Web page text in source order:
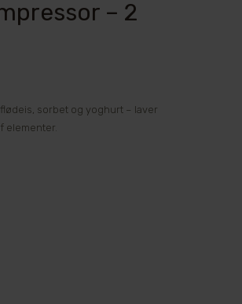
– 2
sorbet og yoghurt – laver
elementer.